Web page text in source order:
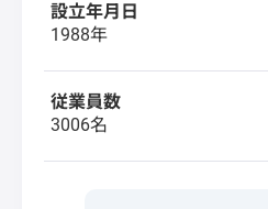
設立年月日
1988年
従業員数
3006名